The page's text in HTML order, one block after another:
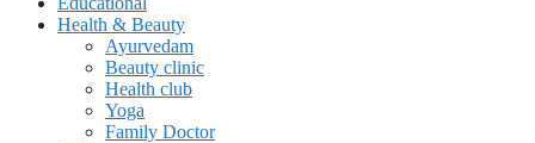
Health & Beauty
Ayurvedam
Beauty clinic
Health club
Yoga
Family Doctor